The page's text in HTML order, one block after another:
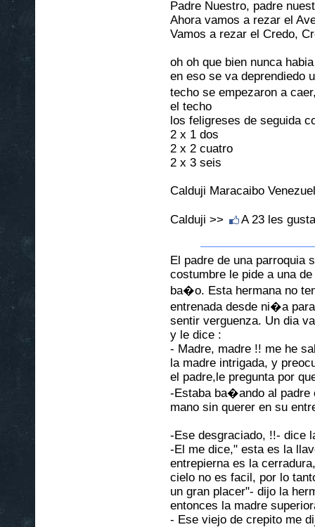
Padre Nuestro, padre
Ahora vamos a rezar el
Vamos a rezar el Credo,
oh oh que bien nunca
en eso se va deprendiedo
techo se empezaron a
el techo
los feligreses de seguida
2 x 1 dos
2 x 2 cuatro
2 x 3 seis
Calduji Maracaibo
Calduji >> A 23 les
El padre de una parroquia
costumbre le pide a una
ba�o. Esta hermana no
entrenada desde ni�a
sentir verguenza. Un dia
y le dice :
- Madre, madre !! me he
la madre intrigada, y
el padre,le pregunta por
-Estaba ba�ando al padre
mano sin querer en su
-Ese desgraciado, !!- dice
-El me dice," esta es la
entrepierna es la
cielo no es facil, por lo
un gran placer"- dijo la
entonces la madre
- Ese viejo de crepito me